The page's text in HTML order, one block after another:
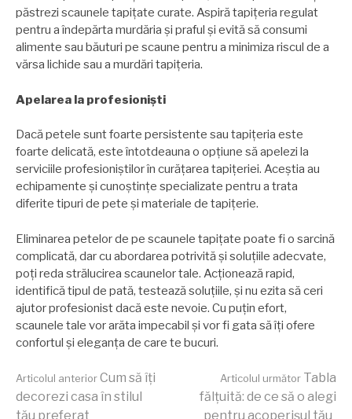
păstrezi scaunele tapițate curate. Aspiră tapițeria regulat
pentru a îndepărta murdăria și praful și evită să consumi
alimente sau băuturi pe scaune pentru a minimiza riscul de a
vărsa lichide sau a murdări tapițeria.
Apelarea la profesioniști
Dacă petele sunt foarte persistente sau tapițeria este
foarte delicată, este întotdeauna o opțiune să apelezi la
serviciile profesioniștilor în curățarea tapițeriei. Aceștia au
echipamente și cunoștințe specializate pentru a trata
diferite tipuri de pete și materiale de tapițerie.
Eliminarea petelor de pe scaunele tapițate poate fi o sarcină
complicată, dar cu abordarea potrivită și soluțiile adecvate,
poți reda strălucirea scaunelor tale. Acționează rapid,
identifică tipul de pată, testează soluțiile, și nu ezita să ceri
ajutor profesionist dacă este nevoie. Cu puțin efort,
scaunele tale vor arăta impecabil și vor fi gata să îți ofere
confortul și eleganța de care te bucuri.
Continuă
Articolul anteriorCum să îți
decorezi casa în stilul
tău preferat
Articolul următor Tabla
fălțuită: de ce să o alegi
pentru acoperișul tău